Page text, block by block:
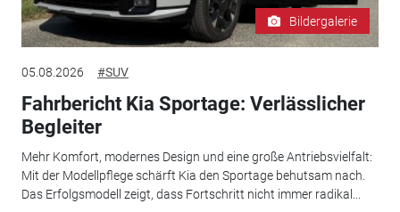
Bildergalerie
05.08.2026 #SUV
Fahrbericht Kia Sportage: Verlässlicher
Begleiter
Mehr Komfort, modernes Design und eine große Antriebsvielfalt:
Mit der Modellpflege schärft Kia den Sportage behutsam nach.
Das Erfolgsmodell zeigt, dass Fortschritt nicht immer radikal...